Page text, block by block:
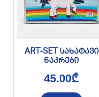
ART-SET სახატავი
ნაკრები
45.00₾